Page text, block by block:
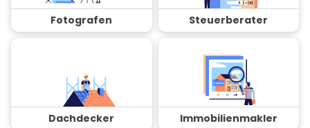
Fotografen Steuerberater
Dachdecker Immobilienmakler